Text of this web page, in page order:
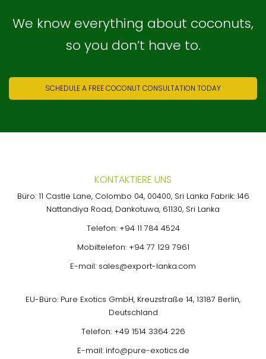
We know everything about coconuts,
so you don’t have to.
SCHEDULE A FREE COCONUT CONSULTATION TODAY
KONTAKTIERE UNS
Büro: 11 Castle Lane, Colombo 04, 00400, Sri Lanka Fabrik: 146
Nattandiya Road, Dankotuwa, 61130, Sri Lanka
Telefon: +94 11 784 4524
Mobiltelefon: +94 77 129 7961
E-mail: sales@export-lanka.com
EU-Büro: Pure Exotics GmbH, Kreuzstraße 14, 13187 Berlin,
Deutschland
Telefon: +49 1514 3364 226
E-mail: info@pure-exotics.de